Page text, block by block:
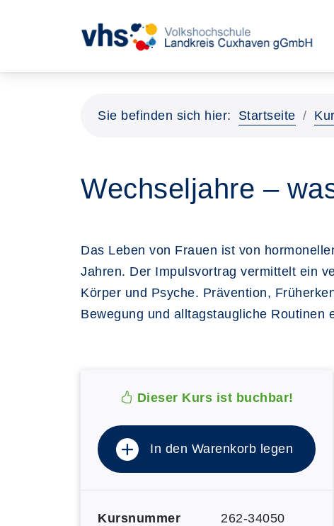
Sie befinden sich hier: Startseite
Wechseljahre –
Das Leben von Frauen ist von
Jahren. Der Impulsvortrag vermittelt ein
Körper und Psyche. Prävention,
Bewegung und alltagstaugliche Routinen
Dieser Kurs ist buchbar!
In den Warenkorb legen
Kursnummer 262-34050